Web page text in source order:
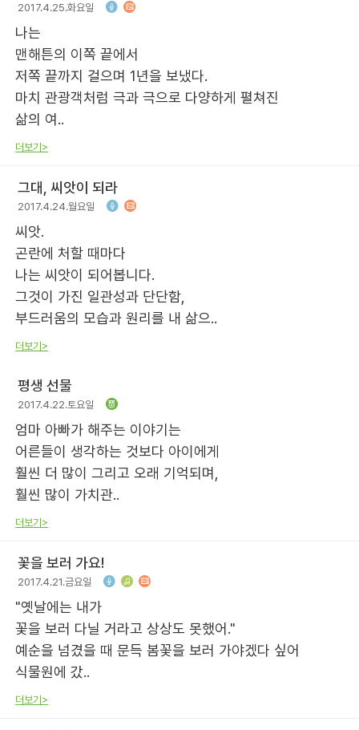
2017.4.25.화요일
나는
맨해튼의 이쪽 끝에서
저쪽 끝까지 걸으며 1년을 보냈다.
마치 관광객처럼 극과 극으로 다양하게 펼쳐진
삶의 여..
더보기>
그대, 씨앗이 되라
2017.4.24.월요일
씨앗.
곤란에 처할 때마다
나는 씨앗이 되어봅니다.
그것이 가진 일관성과 단단함,
부드러움의 모습과 원리를 내 삶으..
더보기>
평생 선물
2017.4.22.토요일
엄마 아빠가 해주는 이야기는
어른들이 생각하는 것보다 아이에게
훨씬 더 많이 그리고 오래 기억되며,
훨씬 많이 가치관..
더보기>
꽃을 보러 가요!
2017.4.21.금요일
"옛날에는 내가
꽃을 보러 다닐 거라고 상상도 못했어."
예순을 넘겼을 때 문득 봄꽃을 보러 가야겠다 싶어
식물원에 갔..
더보기>